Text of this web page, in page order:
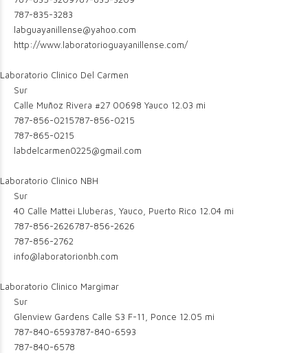
787-835-3283
labguayanillense@yahoo.com
http://www.laboratorioguayanillense.com/
Laboratorio Clinico Del Carmen
Sur
Calle Muñoz Rivera #27 00698 Yauco 12.03 mi
787-856-0215787-856-0215
787-865-0215
labdelcarmen0225@gmail.com
Laboratorio Clinico NBH
Sur
40 Calle Mattei Lluberas, Yauco, Puerto Rico 12.04 mi
787-856-2626787-856-2626
787-856-2762
info@laboratorionbh.com
Laboratorio Clinico Margimar
Sur
Glenview Gardens Calle S3 F-11, Ponce 12.05 mi
787-840-6593787-840-6593
787-840-6578